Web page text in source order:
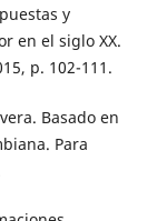
y
en el siglo XX.
p. 102-111.
Basado en
Para